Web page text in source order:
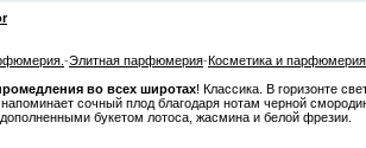
-Элитная парфюмерия-Косметика и парфюмерия
во всех широтах! Классика. В горизонте
сочный плод благодаря нотам черной
букетом лотоса, жасмина и белой фрезии.